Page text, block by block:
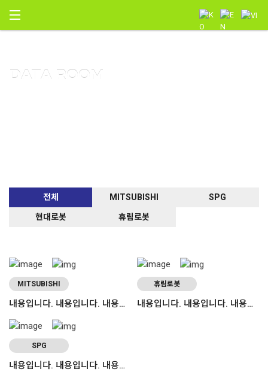
DATA ROOM
전체 MITSUBISHI SPG
현대로봇 휴림로봇
MITSUBISHI
내용입니다. 내용입니다. 내용입니다. 내용입니다.
휴림로봇
내용입니다. 내용입니다. 내용입니다. 내용입니다.
SPG
내용입니다. 내용입니다. 내용입니다. 내용입니다.